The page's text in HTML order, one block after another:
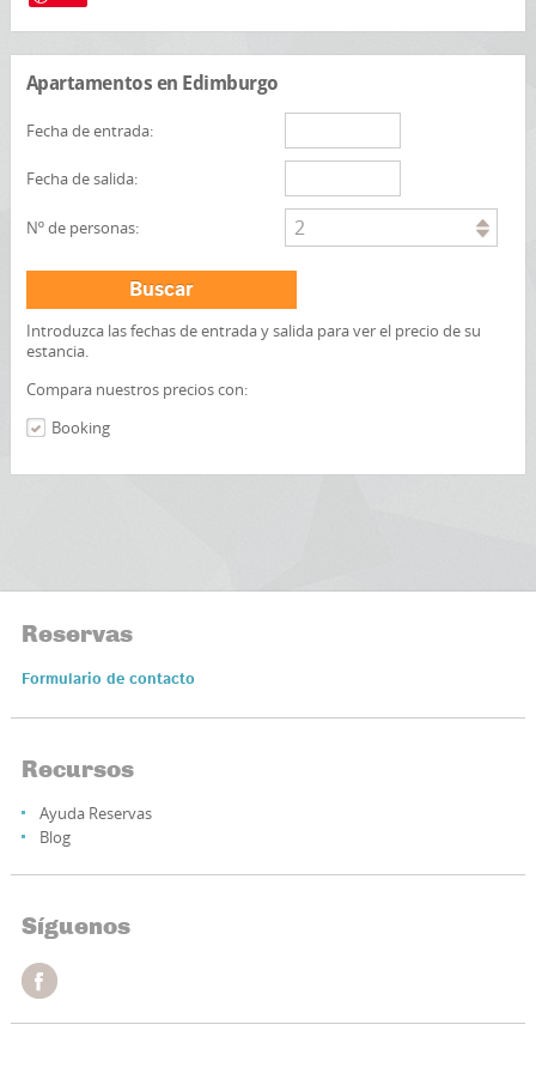
Apartamentos en Edimburgo
Fecha de entrada:
Fecha de salida:
Nº de personas: 2
Buscar
Introduzca las fechas de entrada y salida para ver el precio de su
estancia.
Compara nuestros precios con:
Booking
Reservas
Formulario de contacto
Recursos
Ayuda Reservas
Blog
Síguenos